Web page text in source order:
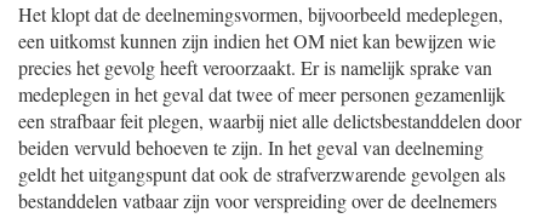
Het klopt dat de deelnemingsvormen, bijvoorbeeld medeplegen,
een uitkomst kunnen zijn indien het OM niet kan bewijzen wie
precies het gevolg heeft veroorzaakt. Er is namelijk sprake van
medeplegen in het geval dat twee of meer personen gezamenlijk
een strafbaar feit plegen, waarbij niet alle delictsbestanddelen door
beiden vervuld behoeven te zijn. In het geval van deelneming
geldt het uitgangspunt dat ook de strafverzwarende gevolgen als
bestanddelen vatbaar zijn voor verspreiding over de deelnemers